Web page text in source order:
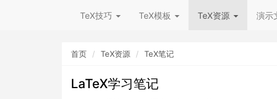
TeX技巧 TeX模板 TeX资源 演示
首页 TeX资源 TeX笔记
LaTeX学习笔记